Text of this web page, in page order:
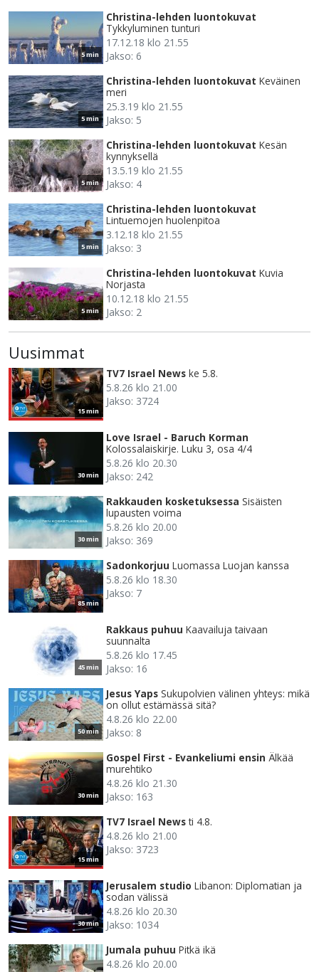
5 min
Christina-lehden luontokuvat
Tykkyluminen tunturi
17.12.18 klo 21.55
Jakso: 6
5 min
Christina-lehden luontokuvat Keväinen
meri
25.3.19 klo 21.55
Jakso: 5
5 min
Christina-lehden luontokuvat Kesän
kynnyksellä
13.5.19 klo 21.55
Jakso: 4
5 min
Christina-lehden luontokuvat
Lintuemojen huolenpitoa
3.12.18 klo 21.55
Jakso: 3
5 min
Christina-lehden luontokuvat Kuvia
Norjasta
10.12.18 klo 21.55
Jakso: 2
Uusimmat
15 min
TV7 Israel News ke 5.8.
5.8.26 klo 21.00
Jakso: 3724
30 min
Love Israel - Baruch Korman
Kolossalaiskirje. Luku 3, osa 4/4
5.8.26 klo 20.30
Jakso: 242
30 min
Rakkauden kosketuksessa Sisäisten
lupausten voima
5.8.26 klo 20.00
Jakso: 369
85 min
Sadonkorjuu Luomassa Luojan kanssa
5.8.26 klo 18.30
Jakso: 7
45 min
Rakkaus puhuu Kaavailuja taivaan
suunnalta
5.8.26 klo 17.45
Jakso: 16
50 min
Jesus Yaps Sukupolvien välinen yhteys: mikä
on ollut estämässä sitä?
4.8.26 klo 22.00
Jakso: 8
30 min
Gospel First - Evankeliumi ensin Älkää
murehtiko
4.8.26 klo 21.30
Jakso: 163
15 min
TV7 Israel News ti 4.8.
4.8.26 klo 21.00
Jakso: 3723
30 min
Jerusalem studio Libanon: Diplomatian ja
sodan välissä
4.8.26 klo 20.30
Jakso: 1034
Jumala puhuu Pitkä ikä
4.8.26 klo 20.00